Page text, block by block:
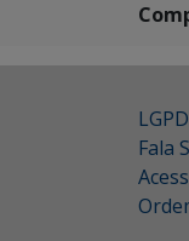
LGPD
Fala